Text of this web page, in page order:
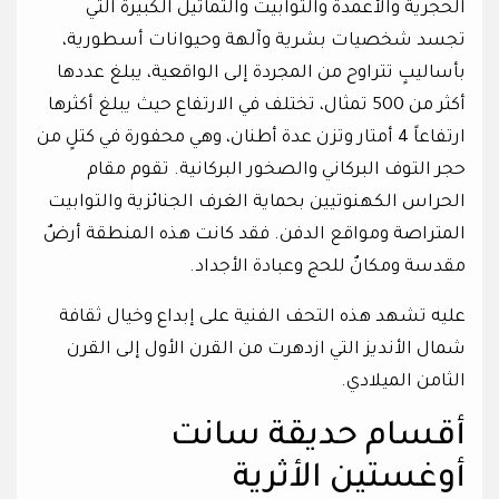
الحجرية والأعمدة والتوابيت والتماثيل الكبيرة التي
تجسد شخصيات بشرية وآلهة وحيوانات أسطورية،
بأساليبٍ تتراوح من المجردة إلى الواقعية، يبلغ عددها
أكثر من 500 تمثال، تختلف في الارتفاع حيث يبلغ أكثرها
ارتفاعاً 4 أمتار وتزن عدة أطنان، وهي محفورة في كتلٍ من
حجر التوف البركاني والصخور البركانية. تقوم مقام
الحراس الكهنوتيين بحماية الغرف الجنائزية والتوابيت
المتراصة ومواقع الدفن. فقد كانت هذه المنطقة أرضٌ
مقدسة ومكانٌ للحج وعبادة الأجداد.
عليه تشهد هذه التحف الفنية على إبداع وخيال ثقافة
شمال الأنديز التي ازدهرت من القرن الأول إلى القرن
الثامن الميلادي.
أقسام حديقة سانت
أوغستين الأثرية